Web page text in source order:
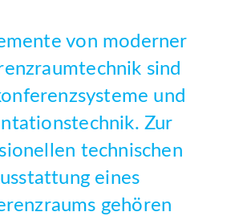
von moderner
sind
und
. Zur
technischen
eines
gehören